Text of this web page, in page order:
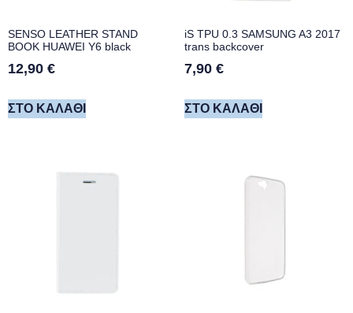
SENSO LEATHER STAND
BOOK HUAWEI Y6 black
12,90 €
ΣΤΟ ΚΑΛΆΘΙ
iS TPU 0.3 SAMSUNG A3 2017
trans backcover
7,90 €
ΣΤΟ ΚΑΛΆΘΙ